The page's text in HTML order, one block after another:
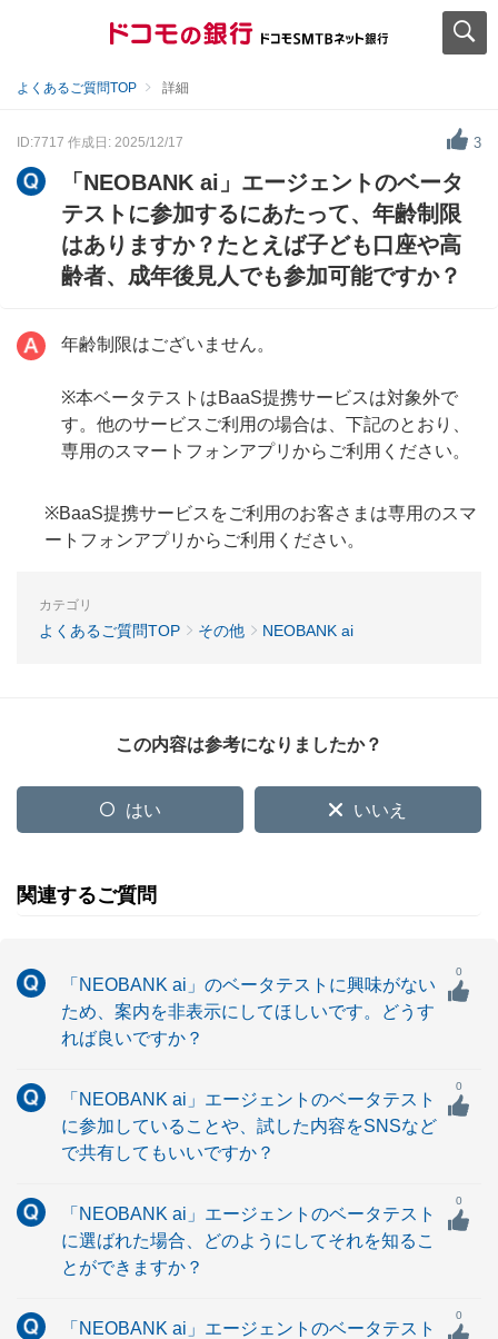
よくあるご質問TOP 詳細
ID:7717 作成日: 2025/12/17 3
「NEOBANK ai」エージェントのベータ
テストに参加するにあたって、年齢制限
はありますか？たとえば子ども口座や高
齢者、成年後見人でも参加可能ですか？
年齢制限はございません。
※本ベータテストはBaaS提携サービスは対象外で
す。他のサービスご利用の場合は、下記のとおり、
専用のスマートフォンアプリからご利用ください。
※BaaS提携サービスをご利用のお客さまは専用のスマ
ートフォンアプリからご利用ください。
カテゴリ
よくあるご質問TOP その他 NEOBANK ai
この内容は参考になりましたか？
はい いいえ
関連するご質問
「NEOBANK ai」のベータテストに興味がない
ため、案内を非表示にしてほしいです。どうす
れば良いですか？
0
「NEOBANK ai」エージェントのベータテスト
に参加していることや、試した内容をSNSなど
で共有してもいいですか？
0
「NEOBANK ai」エージェントのベータテスト
に選ばれた場合、どのようにしてそれを知るこ
とができますか？
0
「NEOBANK ai」エージェントのベータテスト
0